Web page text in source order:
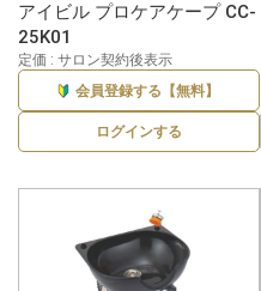
アイビル プロケアケープ CC-
25K01
定価 : サロン契約後表示
会員登録する【無料】
ログインする